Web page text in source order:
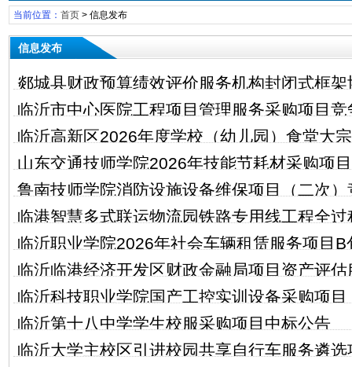
当前位置： 首页> 信息发布
信息发布
郯城县财政预算绩效评价服务机构封闭式框
告
临沂市中心医院工程项目管理服务采购项目
临沂高新区2026年度学校（幼儿园）食堂大
点供应商选定项目遴选公告
山东交通技师学院2026年技能节耗材采购项
商公告
鲁南技师学院消防设施设备维保项目（二次
临港智慧多式联运物流园铁路专用线工程全
项目公开招标公告
临沂职业学院2026年社会车辆租赁服务项目B
临沂临港经济开发区财政金融局项目资产评
磋商成交公告
临沂科技职业学院国产工控实训设备采购项
临沂第十八中学学生校服采购项目中标公告
临沂大学主校区引进校园共享自行车服务遴